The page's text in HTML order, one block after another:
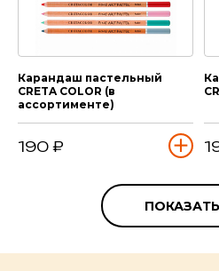
Карандаш пастельный
CRETA COLOR (в
ассортименте)
190 ₽